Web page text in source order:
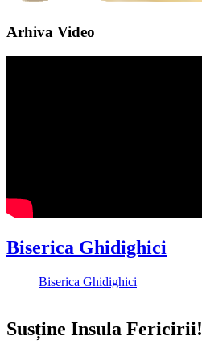
Arhiva Video
Biserica Ghidighici
Biserica Ghidighici
Susține Insula Fericirii!